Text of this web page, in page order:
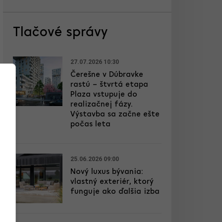
Tlačové správy
27.07.2026 10:30
Čerešne v Dúbravke
rastú – štvrtá etapa
Plaza vstupuje do
realizačnej fázy.
Výstavba sa začne ešte
počas leta
25.06.2026 09:00
Nový luxus bývania:
vlastný exteriér, ktorý
funguje ako ďalšia izba